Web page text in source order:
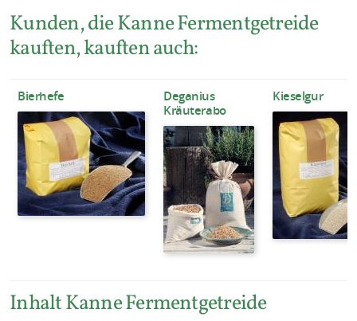
Kunden, die Kanne Fermentgetreide
kauften, kauften auch:
Bierhefe
Deganius
Kräuterabo
Kieselgur
Inhalt Kanne Fermentgetreide